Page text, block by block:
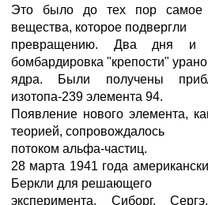
Это было до тех пор самое
вещества, которое подвергли
превращению. Два дня и
бомбардировка "крепости"
ядра. Были получены
изотопа-239 элемента 94.
Появление нового элемента,
теорией, сопровождалось
потоком альфа-частиц.
28 марта 1941 года
Беркли для решающего
эксперимента. Сиборг,